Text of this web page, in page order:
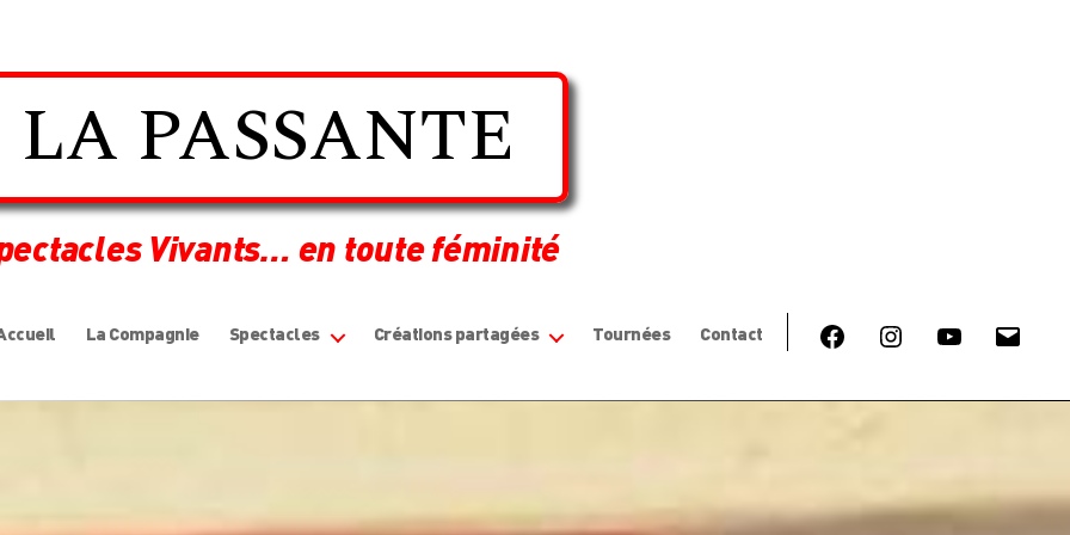
LA PASSANTE
Vivants… en toute féminité
La Compagnie Spectacles Créations partagées Tournées Contact FacebookInstagramYouTubeE-
mail